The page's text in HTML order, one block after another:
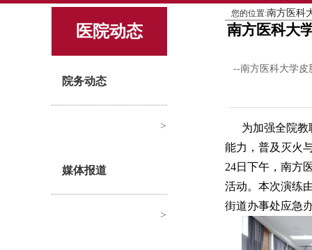
化妆品检测中心 就诊指南 人才
医院动态
院务动态
>
媒体报道
>
您的位置:南方医科
南方医科大
--南方医科大学皮
为加强全院
能力，普及灭火
24日下午，南方
活动。本次演练
街道办事处应急